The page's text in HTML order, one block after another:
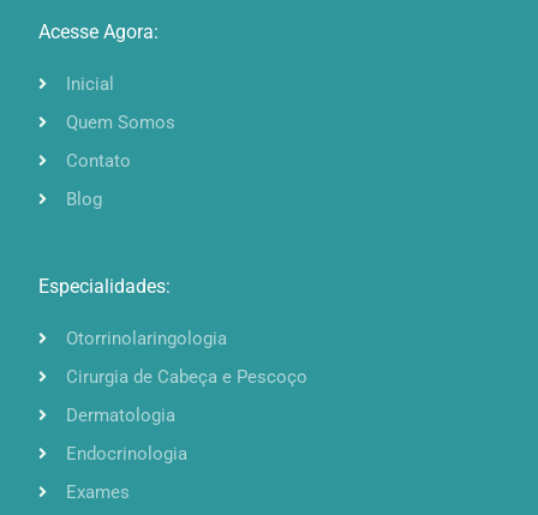
Acesse Agora:
Inicial
Quem Somos
Contato
Blog
Especialidades:
Otorrinolaringologia
Cirurgia de Cabeça e Pescoço
Dermatologia
Endocrinologia
Exames